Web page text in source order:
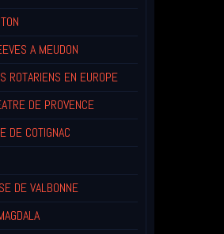
A MEUDON
ROTARIENS EN EUROPE
DE PROVENCE
DE COTIGNAC
DE VALBONNE